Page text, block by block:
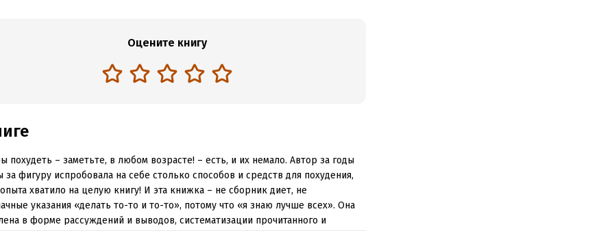
Оцените книгу
похудеть – заметьте, в любом возрасте! – есть, и их немало. Автор за годы
за фигуру испробовала на себе столько способов и средств для похудения,
хватило на целую книгу! И эта книжка – не сборник диет, не
указания «делать то-то и то-то», потому что «я знаю лучше всех». Она
в форме рассуждений и выводов, систематизации прочитанного и